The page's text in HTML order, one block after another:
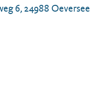
6, 24988 Oeversee